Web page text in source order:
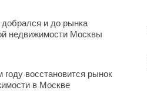
добрался и до рынка
недвижимости Москвы
году восстановится рынок
в Москве